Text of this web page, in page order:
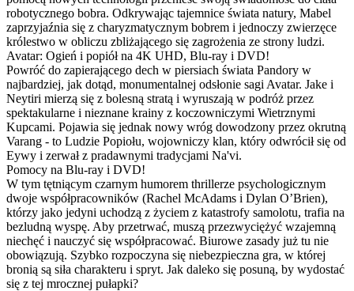
robotycznego bobra. Odkrywając tajemnice świata natury, Mabel
zaprzyjaźnia się z charyzmatycznym bobrem i jednoczy zwierzęce
królestwo w obliczu zbliżającego się zagrożenia ze strony ludzi.
Avatar: Ogień i popiół na 4K UHD, Blu-ray i DVD!
Powróć do zapierającego dech w piersiach świata Pandory w
najbardziej, jak dotąd, monumentalnej odsłonie sagi Avatar. Jake i
Neytiri mierzą się z bolesną stratą i wyruszają w podróż przez
spektakularne i nieznane krainy z koczowniczymi Wietrznymi
Kupcami. Pojawia się jednak nowy wróg dowodzony przez okrutną
Varang - to Ludzie Popiołu, wojowniczy klan, który odwrócił się od
Eywy i zerwał z pradawnymi tradycjami Na'vi.
Pomocy na Blu-ray i DVD!
W tym tętniącym czarnym humorem thrillerze psychologicznym
dwoje współpracowników (Rachel McAdams i Dylan O’Brien),
którzy jako jedyni uchodzą z życiem z katastrofy samolotu, trafia na
bezludną wyspę. Aby przetrwać, muszą przezwyciężyć wzajemną
niechęć i nauczyć się współpracować. Biurowe zasady już tu nie
obowiązują. Szybko rozpoczyna się niebezpieczna gra, w której
bronią są siła charakteru i spryt. Jak daleko się posuną, by wydostać
się z tej mrocznej pułapki?